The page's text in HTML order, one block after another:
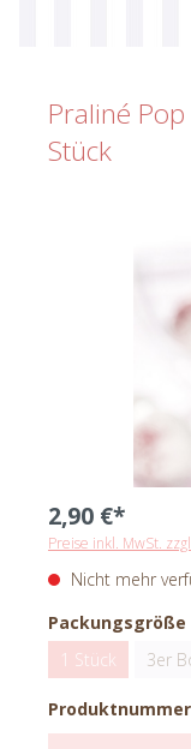
Praliné Pop
Stück
2,90 €*
Preise inkl. MwSt.
Nicht mehr
Packungsgröße
1 Stück
3er